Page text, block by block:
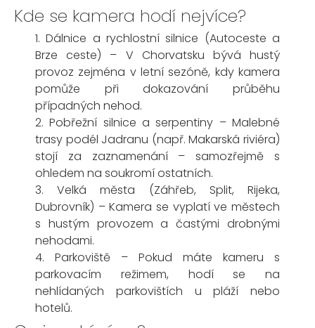
Kde se kamera hodí nejvíce?
1. Dálnice a rychlostní silnice (Autoceste a
Brze ceste) – V Chorvatsku bývá hustý
provoz zejména v letní sezóně, kdy kamera
pomůže při dokazování průběhu
případných nehod.
2. Pobřežní silnice a serpentiny – Malebné
trasy podél Jadranu (např. Makarská riviéra)
stojí za zaznamenání – samozřejmě s
ohledem na soukromí ostatních.
3. Velká města (Záhřeb, Split, Rijeka,
Dubrovník) – Kamera se vyplatí ve městech
s hustým provozem a častými drobnými
nehodami.
4. Parkoviště – Pokud máte kameru s
parkovacím režimem, hodí se na
nehlídaných parkovištích u pláží nebo
hotelů.